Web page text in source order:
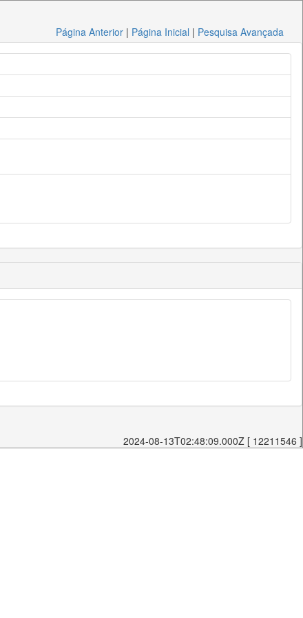
Página Anterior | Página Inicial | Pesquisa Avançada
2024-08-13T02:48:09.000Z [ 12211546 ]